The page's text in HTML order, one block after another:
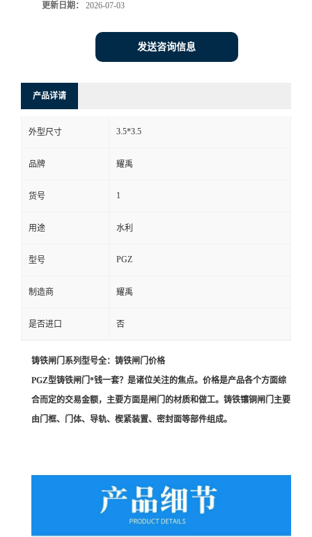
更新日期： 2026-07-03
发送咨询信息
产品详请
外型尺寸 3.5*3.5
品牌 耀禹
货号 1
用途 水利
型号 PGZ
制造商 耀禹
是否进口 否
铸铁闸门系列型号全：铸铁闸门价格
PGZ型铸铁闸门*钱一套？是诸位关注的焦点。价格是产品各个方面综
合而定的交易金额，主要方面是闸门的材质和做工。铸铁镶铜闸门主要
由门框、门体、导轨、楔紧装置、密封面等部件组成。